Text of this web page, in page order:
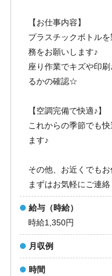
【お仕事内容】
プラスチックボトル
務をお願いします♪
座り作業でキズや印
るかの確認☆
【空調完備で快適♪】
これからの季節でも
ます♪
その他、お近くでも
まずはお気軽にご連
給与（時給）
時給1,350円
月収例
時間